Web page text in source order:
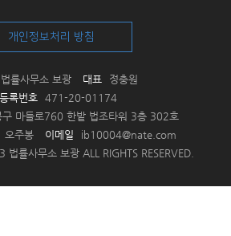
개인정보처리 방침
법률사무소 보광 대표
정충원
록번호 471-20-01174
구 마들로760 한밭 법조타워 3층 302호
오주봉 이메일
ib10004@nate.com
률사무소 보광 ALL RIGHTS RESERVED.